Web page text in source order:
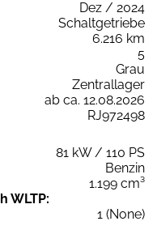
Dez / 2024
Schaltgetriebe
6.216 km
5
Grau
Zentrallager
ab ca. 12.08.2026
RJ972498
81 kW / 110 PS
Benzin
1.199 cm³
WLTP:
1 (None)